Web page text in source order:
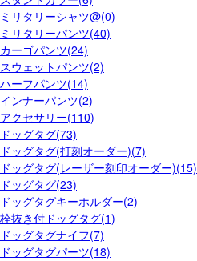
ミリタリーシャツ@(0)
ミリタリーパンツ(40)
カーゴパンツ(24)
スウェットパンツ(2)
ハーフパンツ(14)
インナーパンツ(2)
アクセサリー(110)
ドッグタグ(73)
ドッグタグ(打刻オーダー)(7)
ドッグタグ(レーザー刻印オーダー)(15)
ドッグタグ(23)
ドッグタグキーホルダー(2)
栓抜き付ドッグタグ(1)
ドッグタグナイフ(7)
ドッグタグパーツ(18)